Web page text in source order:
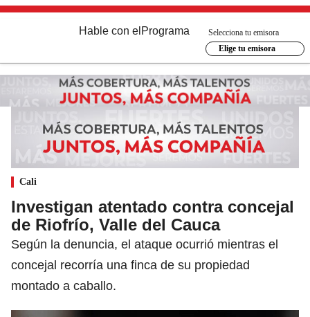
Hable con el Programa
Selecciona tu emisora
Elige tu emisora
Cali
Investigan atentado contra concejal
de Riofrío, Valle del Cauca
Según la denuncia, el ataque ocurrió mientras el
concejal recorría una finca de su propiedad
montado a caballo.